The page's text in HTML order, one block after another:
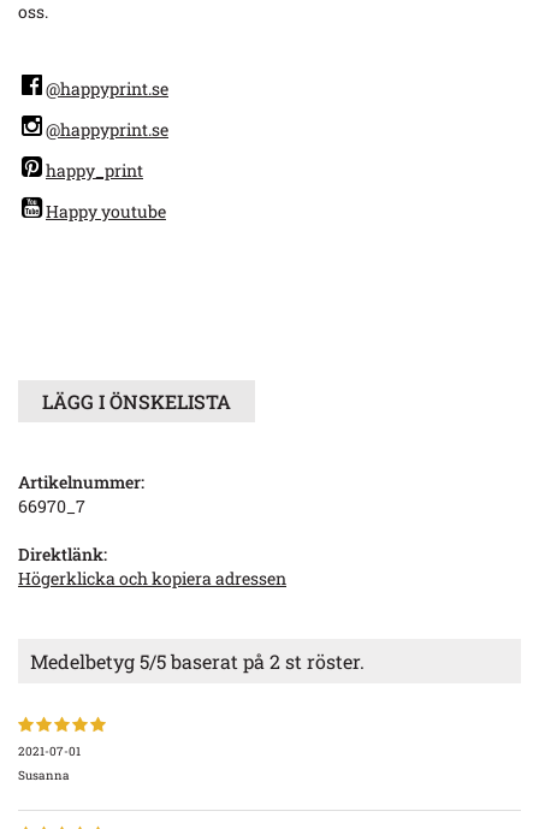
oss.
@happyprint.se
@happyprint.se
happy_print
Happy youtube
LÄGG I ÖNSKELISTA
Artikelnummer:
66970_7
Direktlänk:
Högerklicka och kopiera adressen
Medelbetyg5/5 baserat på2st röster.
2021-07-01
Susanna